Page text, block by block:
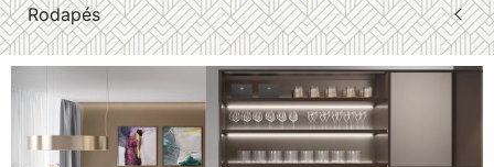
Rodapés